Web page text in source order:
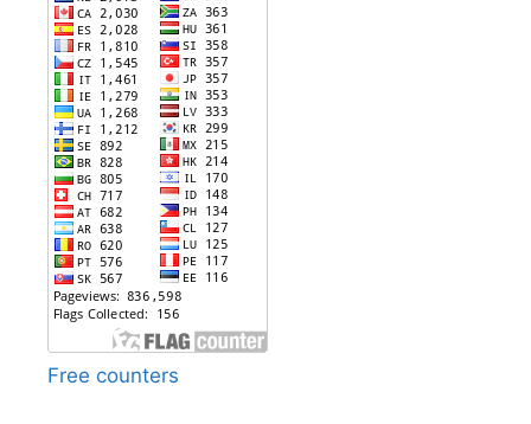
Free counters